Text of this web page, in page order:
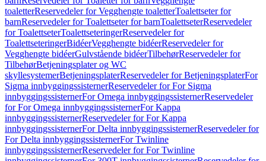
toaletterReservedeler for Vegghengte toaletterToalettseter for
barnReservedeler for Toalettseter for barnToalettseterReservedeler
for ToalettseterToalettseteringerReservedeler for
ToalettseteringerBidéerVegghengte bidéerReservedeler for
Vegghengte bidéerGulvstående bidéerTilbehørReservedeler for
TilbehørBetjeningsplater og WC
skyllesystemerBetjeningsplaterReservedeler for BetjeningsplaterFor
Sigma innbyggingssisternerReservedeler for For Sigma
innbyggingssisternerFor Omega innbyggingssisternerReservedeler
for For Omega innbyggingssisternerFor Kappa
innbyggingssisternerReservedeler for For Kappa
innbyggingssisternerFor Delta innbyggingssisternerReservedeler for
For Delta innbyggingssisternerFor Twinline
innbyggingssisternerReservedeler for For Twinline